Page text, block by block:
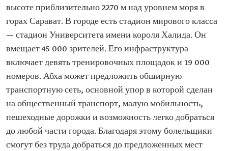
высоте приблизительно 2270 м над уровнем моря в
горах Сарават. В городе есть стадион мирового класса
— стадион Университета имени короля Халида. Он
вмещает 45 000 зрителей. Его инфраструктура
включает девять тренировочных площадок и 19 000
номеров. Абха может предложить обширную
транспортную сеть, основной упор в которой сделан
на общественный транспорт, малую мобильность,
пешеходные дорожки и возможность легко добраться
до любой части города. Благодаря этому болельщики
смогут без труда добраться до предложенных мест